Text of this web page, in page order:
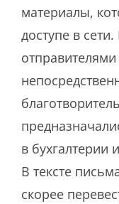
материалы,
доступе в
в бухгалтерии
В тексте
скорее